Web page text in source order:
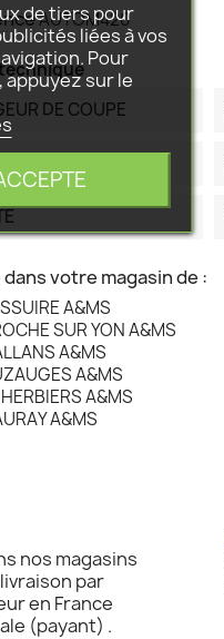
AUTOM420
DE COUPE
votre magasin de :
A&MS
SUR YON A&MS
A&MS
A&MS
A&MS
A&MS
nos magasins
par
en France
(payant) .
de tiers pour
liées à vos
Pour
sur le